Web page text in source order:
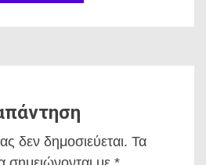
δεν δημοσιεύεται. Τα